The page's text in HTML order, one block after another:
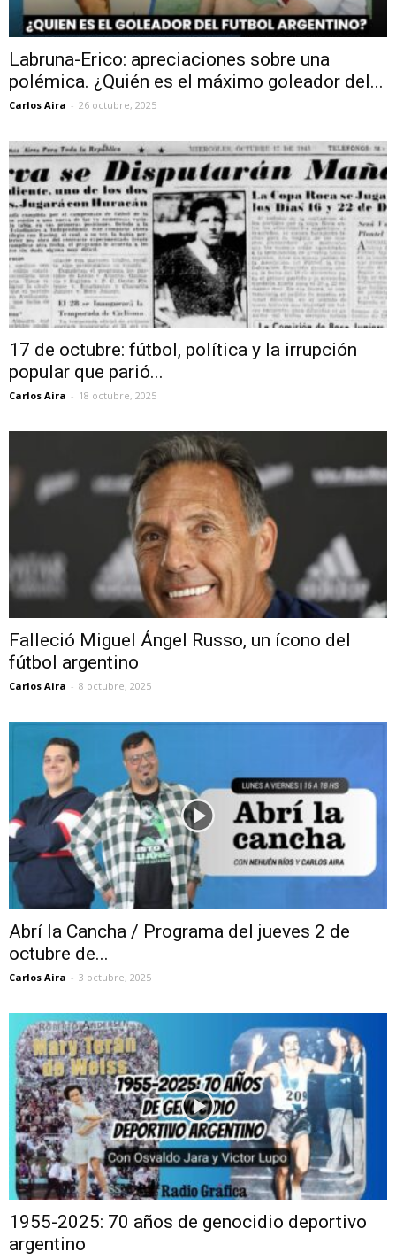
Labruna-Erico: apreciaciones sobre una
polémica. ¿Quién es el máximo goleador del...
Carlos Aira - 26 octubre, 2025
17 de octubre: fútbol, política y la irrupción
popular que parió...
Carlos Aira - 18 octubre, 2025
Falleció Miguel Ángel Russo, un ícono del
fútbol argentino
Carlos Aira - 8 octubre, 2025
Abrí la Cancha / Programa del jueves 2 de
octubre de...
Carlos Aira - 3 octubre, 2025
1955-2025: 70 años de genocidio deportivo
argentino